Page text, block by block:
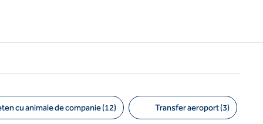
cu animale de companie (12) Transfer aeroport (3)